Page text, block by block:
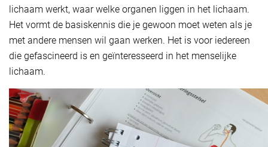
lichaam werkt, waar welke organen liggen in het lichaam.
Het vormt de basiskennis die je gewoon moet weten als je
met andere mensen wil gaan werken. Het is voor iedereen
die gefascineerd is en geïnteresseerd in het menselijke
lichaam.